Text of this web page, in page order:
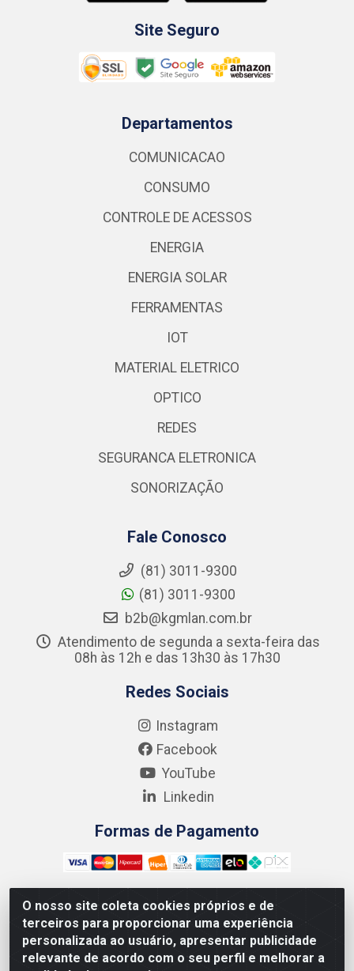
O nosso site coleta cookies próprios e de
terceiros para proporcionar uma experiência
personalizada ao usuário, apresentar publicidade
relevante de acordo com o seu perfil e melhorar a
Site Seguro
Departamentos
COMUNICACAO
CONSUMO
CONTROLE DE ACESSOS
ENERGIA
ENERGIA SOLAR
FERRAMENTAS
IOT
MATERIAL ELETRICO
OPTICO
REDES
SEGURANCA ELETRONICA
SONORIZAÇÃO
Fale Conosco
(81) 3011-9300
(81) 3011-9300
b2b@kgmlan.com.br
Atendimento de segunda a sexta-feira das
08h às 12h e das 13h30 às 17h30
Redes Sociais
Instagram
Facebook
YouTube
Linkedin
Formas de Pagamento
Kgmlan Distribuidora LTDA - CNPJ 18.217.682/0001-54 -
Rua Pedro de Barros Cavalcante, 58 - Bultrins, Olinda/PE
- CEP 53320-110